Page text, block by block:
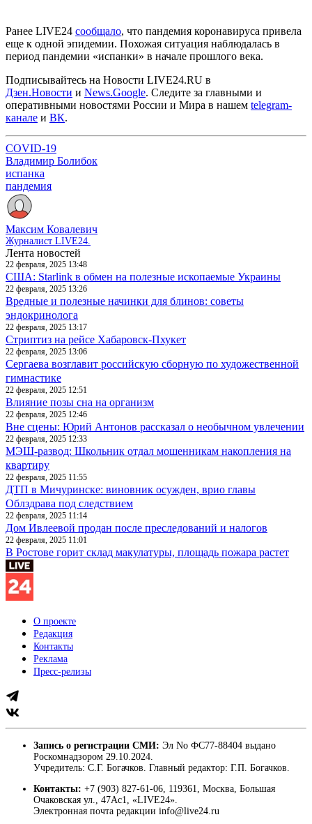
Ранее LIVE24 сообщало, что пандемия коронавируса привела
еще к одной эпидемии. Похожая ситуация наблюдалась в
период пандемии «испанки» в начале прошлого века.
Подписывайтесь на Новости LIVE24.RU в
Дзен.Новости и News.Google. Следите за главными и
оперативными новостями России и Мира в нашем telegram-
канале и ВК.
COVID-19
Владимир Болибок
испанка
пандемия
Максим Ковалевич
Журналист LIVE24.
Лента новостей
22 февраля, 2025 13:48
США: Starlink в обмен на полезные ископаемые Украины
22 февраля, 2025 13:26
Вредные и полезные начинки для блинов: советы
эндокринолога
22 февраля, 2025 13:17
Стриптиз на рейсе Хабаровск-Пхукет
22 февраля, 2025 13:06
Сергаева возглавит российскую сборную по художественной
гимнастике
22 февраля, 2025 12:51
Влияние позы сна на организм
22 февраля, 2025 12:46
Вне сцены: Юрий Антонов рассказал о необычном увлечении
22 февраля, 2025 12:33
МЭШ-развод: Школьник отдал мошенникам накопления на
квартиру
22 февраля, 2025 11:55
ДТП в Мичуринске: виновник осужден, врио главы
Облздрава под следствием
22 февраля, 2025 11:14
Дом Ивлеевой продан после преследований и налогов
22 февраля, 2025 11:01
В Ростове горит склад макулатуры, площадь пожара растет
О проекте
Редакция
Контакты
Реклама
Пресс-релизы
Запись о регистрации СМИ: Эл No ФС77-88404 выдано
Роскомнадзором 29.10.2024.
Учредитель: С.Г. Богачков. Главный редактор: Г.П. Богачков.
Контакты: +7 (903) 827-61-06, 119361, Москва, Большая
Очаковская ул., 47Ас1, «LIVE24».
Электронная почта редакции info@live24.ru